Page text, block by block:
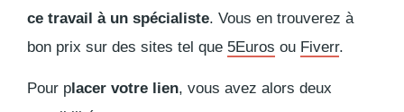
ce travail à un spécialiste. Vous en trouverez à
bon prix sur des sites tel que 5Euros ou Fiverr.
Pour p lacer votre lien, vous avez alors deux